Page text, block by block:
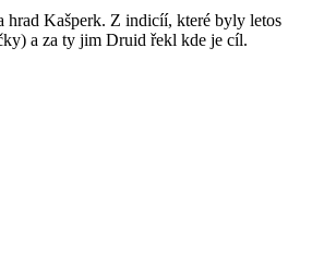
hrad Kašperk. Z indicíí, které byly letos
a za ty jim Druid řekl kde je cíl.